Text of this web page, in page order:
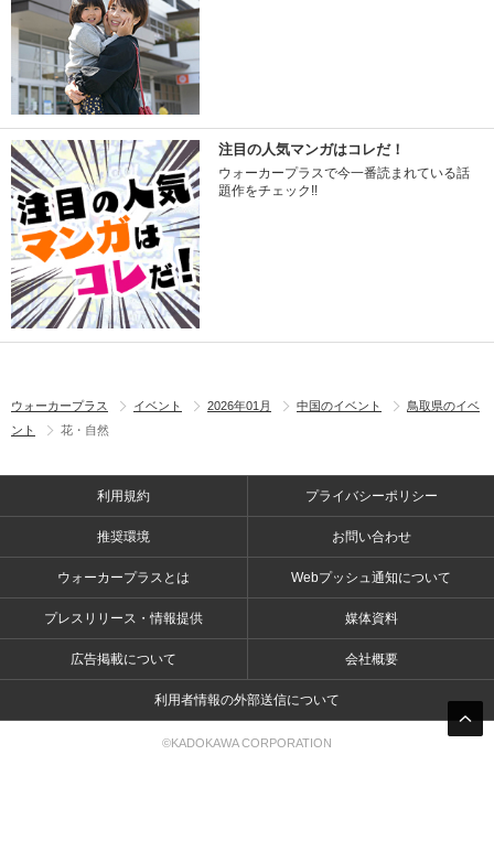
注目の人気マンガはコレだ！
ウォーカープラスで今一番読まれている話
題作をチェック!!
ウォーカープラス イベント 2026年01月 中国のイベント
鳥取県のイベ
ント
花・自然
利用規約 プライバシーポリシー
推奨環境 お問い合わせ
ウォーカープラスとは Webプッシュ通知について
プレスリリース・情報提供 媒体資料
広告掲載について 会社概要
利用者情報の外部送信について
©KADOKAWA CORPORATION